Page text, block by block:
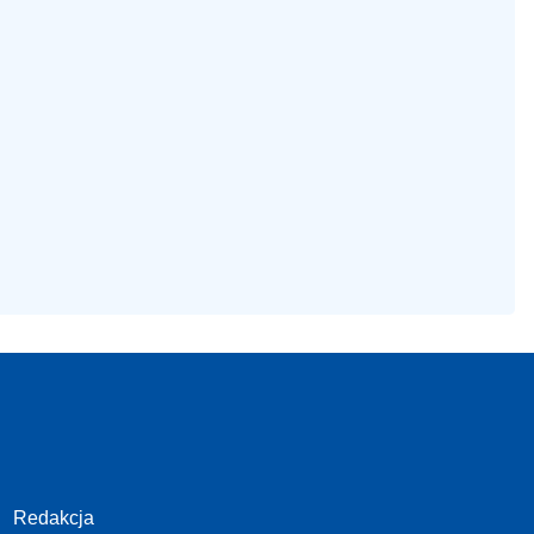
Redakcja